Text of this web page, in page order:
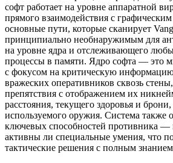
софт работает на уровне аппаратной
прямого взаимодействия с
основные пути, которые сканирует
принципиально необнаружимым для
на уровне ядра и отслеживающего
процессы в памяти. Ядро софта — это
с фокусом на критическую
вражеских оперативников сквозь
препятствия с отображением их
расстояния, текущего здоровья и
используемого оружия. Система также
ключевых способностей противника —
активны ли специальные умения, что
тактические решения с полным